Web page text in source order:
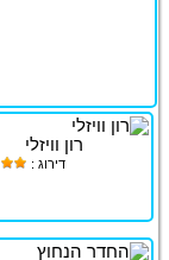
רון וויזלי
דירוג :